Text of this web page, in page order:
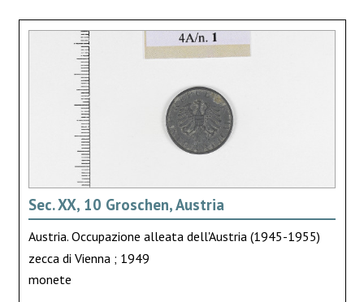
Sec. XX, 10 Groschen, Austria
Austria. Occupazione alleata dell'Austria (1945-1955)
zecca di Vienna ; 1949
monete